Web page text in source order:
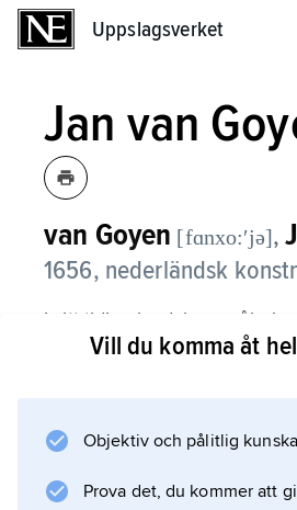
Uppslagsverket
Jan van
van Goyen [fɑnxo:ʹjə],
1656, nederländsk
I sitt tidiga landskapsmåleri
påverkad av Esaias van de
skildringen för monokroma
förändringarna i den
Vill du komma åt
Objektiv och pålitlig
Prova det, du kommer att